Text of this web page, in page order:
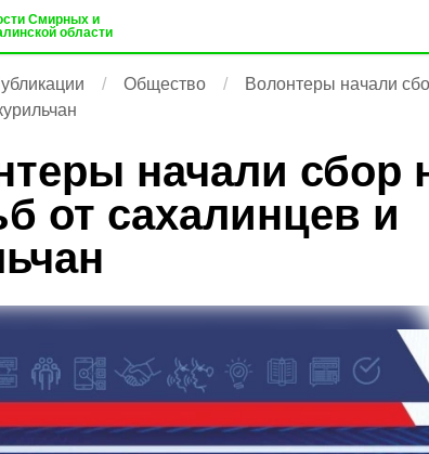
Смирных и
области
Общество
Волонтеры начали
начали сбор
от сахалинцев и